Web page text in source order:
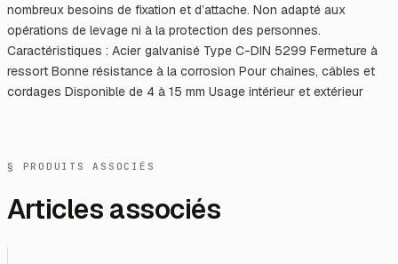
nombreux besoins de fixation et d’attache. Non adapté aux
opérations de levage ni à la protection des personnes.
Caractéristiques : Acier galvanisé Type C-DIN 5299 Fermeture à
ressort Bonne résistance à la corrosion Pour chaînes, câbles et
cordages Disponible de 4 à 15 mm Usage intérieur et extérieur
§ PRODUITS ASSOCIÉS
Articles associés